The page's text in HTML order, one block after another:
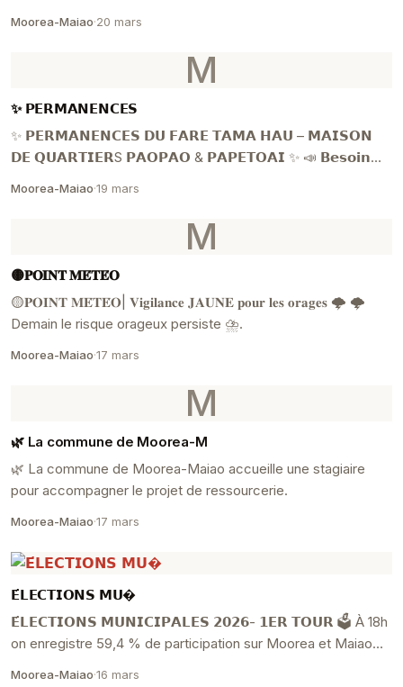
Moorea-Maiao·20 mars
M
✨ 𝗣𝗘𝗥𝗠𝗔𝗡𝗘𝗡𝗖𝗘𝗦
✨ 𝗣𝗘𝗥𝗠𝗔𝗡𝗘𝗡𝗖𝗘𝗦 𝗗𝗨 𝗙𝗔𝗥𝗘 𝗧𝗔𝗠𝗔 𝗛𝗔𝗨 – 𝗠𝗔𝗜𝗦𝗢𝗡
𝗗𝗘 𝗤𝗨𝗔𝗥𝗧𝗜𝗘𝗥S 𝗣𝗔𝗢𝗣𝗔𝗢 & 𝗣𝗔𝗣𝗘𝗧𝗢𝗔𝗜 ✨ 📣 𝗕𝗲𝘀𝗼𝗶𝗻
Moorea-Maiao·19 mars
M
🟡𝐏𝐎𝐈𝐍𝐓 𝐌𝐄́𝐓𝐄́𝐎
🟡𝐏𝐎𝐈𝐍𝐓 𝐌𝐄́𝐓𝐄́𝐎| 𝐕𝐢𝐠𝐢𝐥𝐚𝐧𝐜𝐞 𝐉𝐀𝐔𝐍𝐄 𝐩𝐨𝐮𝐫 𝐥𝐞𝐬 𝐨𝐫𝐚𝐠𝐞𝐬 🌩️ 🌩️
Demain le risque orageux persiste ⛈️.
Moorea-Maiao·17 mars
M
🌿 La commune de Moorea-M
🌿 La commune de Moorea-Maiao accueille une stagiaire
pour accompagner le projet de ressourcerie.
Moorea-Maiao·17 mars
𝗘́𝗟𝗘𝗖𝗧𝗜𝗢𝗡𝗦 𝗠𝗨�
𝗘́𝗟𝗘𝗖𝗧𝗜𝗢𝗡𝗦 𝗠𝗨𝗡𝗜𝗖𝗜𝗣𝗔𝗟𝗘𝗦 𝟮𝟬𝟮𝟲- 𝟭𝗘𝗥 𝗧𝗢𝗨𝗥 🗳 À 18h
on enregistre 59,4 % de participation sur Moorea et Maiao
Moorea-Maiao·16 mars